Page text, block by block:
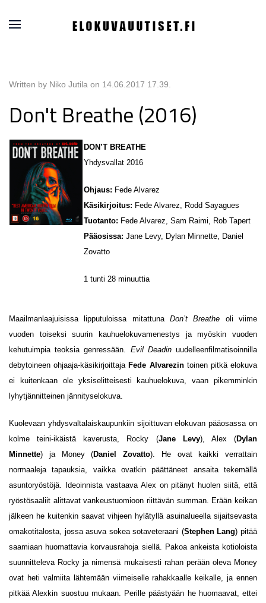
Written by Niko Jutila on 14.06.2017 17.39
Don't Breathe (2016)
DON’T BREATHE
Yhdysvallat 2016
Ohjaus: Fede Alvarez
Käsikirjoitus: Fede Alvarez, Rodd Sayagues
Tuotanto: Fede Alvarez, Sam Raimi, Rob Tapert
Pääosissa: Jane Levy, Dylan Minnette, Daniel
Zovatto
1 tunti 28 minuuttia
Maailmanlaajuisissa lipputuloissa mitattuna Don’t Breathe oli viime
vuoden toiseksi suurin kauhuelokuvamenestys ja myöskin vuoden
kehutuimpia teoksia genressään. Evil Deadinuudelleenfilmatisoinnilla
debytoineen ohjaaja-käsikirjoittaja Fede Alvarezintoinen pitkä elokuva
ei kuitenkaan ole yksiselitteisesti kauhuelokuva, vaan pikemminkin
lyhytjännitteinen jännityselokuva.
Kuolevaan yhdysvaltalaiskaupunkiin sijoittuvan elokuvan pääosassa on
kolme teini-ikäistä kaverusta, Rocky (Jane Levy), Alex (Dylan
Minnette) ja Money (Daniel Zovatto). He ovat kaikki verrattain
normaaleja tapauksia, vaikka ovatkin päättäneet ansaita tekemällä
asuntoryöstöjä. Ideoinnista vastaava Alex on pitänyt huolen siitä, että
ryöstösaaliit alittavat vankeustuomioon riittävän summan. Erään keikan
jälkeen he kuitenkin saavat vihjeen hylätyllä asuinalueella sijaitsevasta
omakotitalosta, jossa asuva sokea sotaveteraani (Stephen Lang) pitää
saamiaan huomattavia korvausrahoja siellä. Pakoa ankeista kotioloista
suunnitteleva Rocky ja nimensä mukaisesti rahan perään oleva Money
ovat heti valmiita lähtemään viimeiselle rahakkaalle keikalle, ja ennen
pitkää Alexkin suostuu mukaan. Perille päästyään he huomaavat, ettei